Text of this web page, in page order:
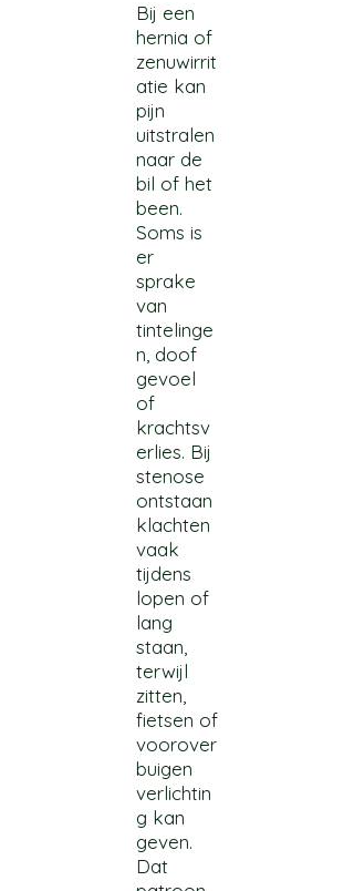
Bij een
hernia of
zenuwirrit
atie kan
pijn
uitstralen
naar de
bil of het
been.
Soms is
er
sprake
van
tintelinge
n, doof
gevoel
of
krachtsv
erlies. Bij
stenose
ontstaan
klachten
vaak
tijdens
lopen of
lang
staan,
terwijl
zitten,
fietsen of
voorover
buigen
verlichtin
g kan
geven.
Dat